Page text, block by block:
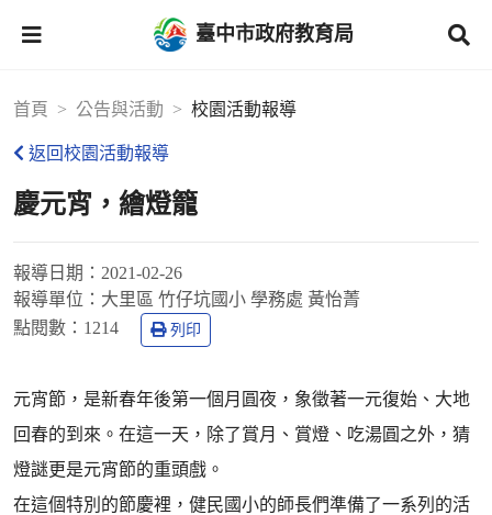
臺中市政府教育局
首頁 公告與活動 校園活動報導
返回校園活動報導
慶元宵，繪燈籠
報導日期： 2021-02-26
報導單位： 大里區 竹仔坑國小 學務處 黃怡菁
點閱數： 1214 列印
元宵節，是新春年後第一個月圓夜，象徵著一元復始、大地
回春的到來。在這一天，除了賞月、賞燈、吃湯圓之外，猜
燈謎更是元宵節的重頭戲。
在這個特別的節慶裡，健民國小的師長們準備了一系列的活